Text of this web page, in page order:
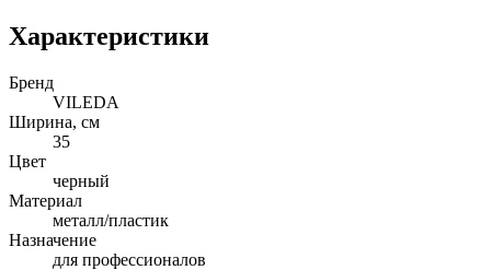
Характеристики
Бренд
VILEDA
Ширина, см
35
Цвет
черный
Материал
металл/пластик
Назначение
для профессионалов